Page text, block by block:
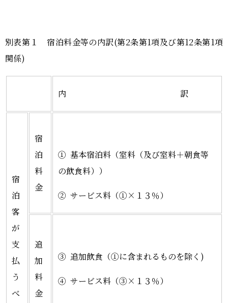
別表第１ 宿泊料金等の内訳(第2条第1項及び第12条第1項
関係)
内 訳
宿
泊
客
が
支
払
う
べ
宿
泊
料
金
① 基本宿泊料（室料（及び室料＋朝食等
の飲食料））
② サービス料（①×１３％）
追
加
料
金
③ 追加飲食（①に含まれるものを除く)
④ サービス料（③×１３％）